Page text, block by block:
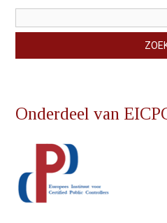
Onderdeel van